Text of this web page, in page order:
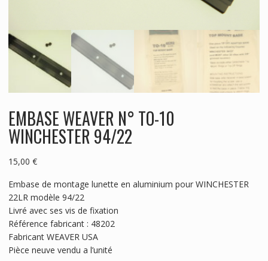
EMBASE WEAVER N° TO-10
WINCHESTER 94/22
15,00 €
Embase de montage lunette en aluminium pour WINCHESTER
22LR modèle 94/22
Livré avec ses vis de fixation
Référence fabricant : 48202
Fabricant WEAVER USA
Pièce neuve vendu a l’unité